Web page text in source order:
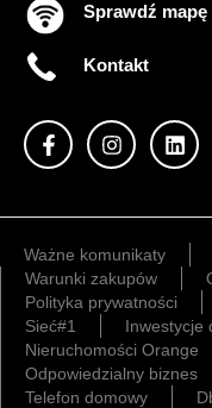
Sprawdź mapę
Kontakt
Ważne komunikaty
Warunki zakupów
Polityka prywatności
Sieć#1
Inwestycje
Nieruchomości Orange
Odpowiedzialny biznes
Telefon domowy